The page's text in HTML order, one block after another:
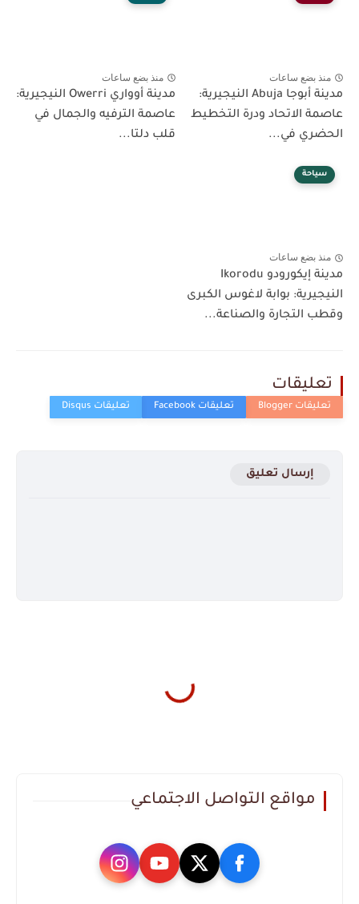
منذ بضع ساعات
مدينة أبوجا Abuja النيجيرية:
عاصمة الاتحاد ودرة التخطيط
الحضري في...
منذ بضع ساعات
مدينة أوواري Owerri النيجيرية:
عاصمة الترفيه والجمال في
قلب دلتا...
سياحة
منذ بضع ساعات
مدينة إيكورودو Ikorodu
النيجيرية: بوابة لاغوس الكبرى
وقطب التجارة والصناعة...
تعليقات
إرسال تعليق
مواقع التواصل الاجتماعي